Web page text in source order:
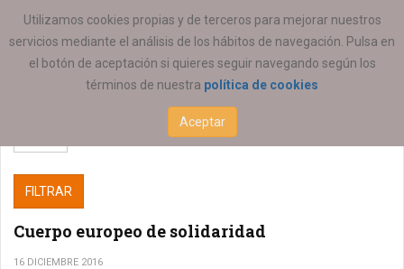
Utilizamos cookies propias y de terceros para mejorar nuestros
servicios mediante el análisis de los hábitos de navegación. Pulsa en
el botón de aceptación si quieres seguir navegando según los
términos de nuestra política de cookies
Aceptar
ESTÁ AQUÍ: COEESCV
FILTRAR
Cuerpo europeo de solidaridad
16 DICIEMBRE 2016